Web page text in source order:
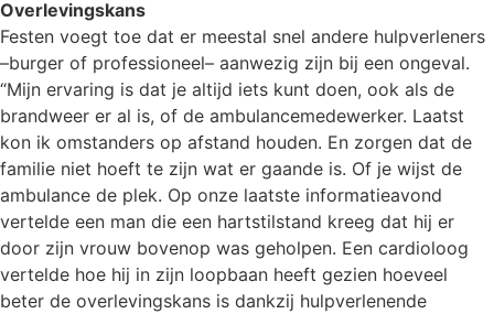
Overlevingskans
Festen voegt toe dat er meestal snel andere hulpverleners
–burger of professioneel– aanwezig zijn bij een ongeval.
“Mijn ervaring is dat je altijd iets kunt doen, ook als de
brandweer er al is, of de ambulancemedewerker. Laatst
kon ik omstanders op afstand houden. En zorgen dat de
familie niet hoeft te zijn wat er gaande is. Of je wijst de
ambulance de plek. Op onze laatste informatieavond
vertelde een man die een hartstilstand kreeg dat hij er
door zijn vrouw bovenop was geholpen. Een cardioloog
vertelde hoe hij in zijn loopbaan heeft gezien hoeveel
beter de overlevingskans is dankzij hulpverlenende